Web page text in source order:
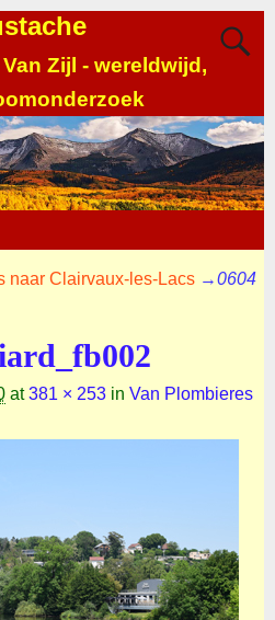
Zijl - wereldwijd,
naar Clairvaux-les-Lacs →0604
at381 × 253in Van Plombieres